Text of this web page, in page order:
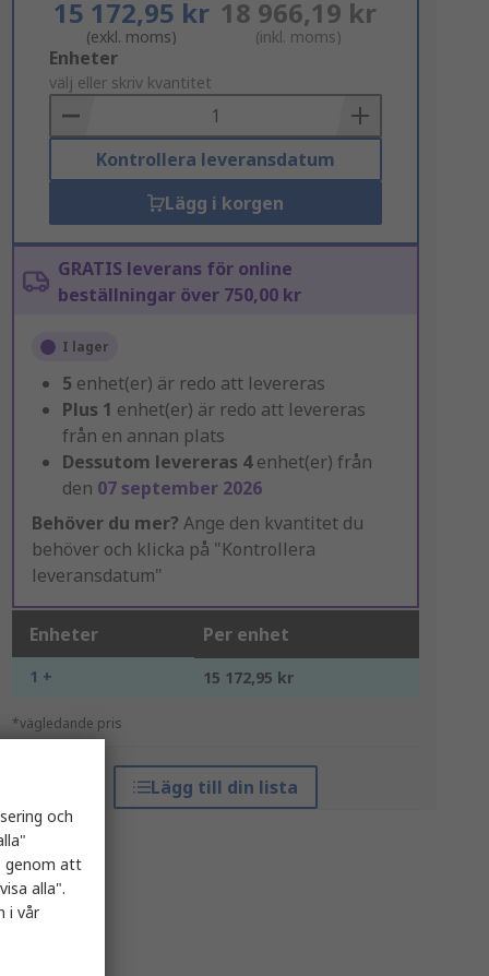
15 172,95 kr
(exkl. moms)
18 966,19 kr
(inkl. moms)
Add
to
Basket
Enheter
välj eller skriv kvantitet
Kontrollera leveransdatum
Lägg i korgen
GRATIS leverans för online
beställningar över 750,00 kr
I lager
5 enhet(er) är redo att levereras
Plus 1 enhet(er) är redo att levereras
från en annan plats
Dessutom levereras 4enhet(er) från
den 07 september 2026
Behöver du mer? Ange den kvantitet du
behöver och klicka på "Kontrollera
leveransdatum"
Enheter Per enhet
1 + 15 172,95 kr
*vägledande pris
Lägg till din lista
och
genom att
alla".
i vår